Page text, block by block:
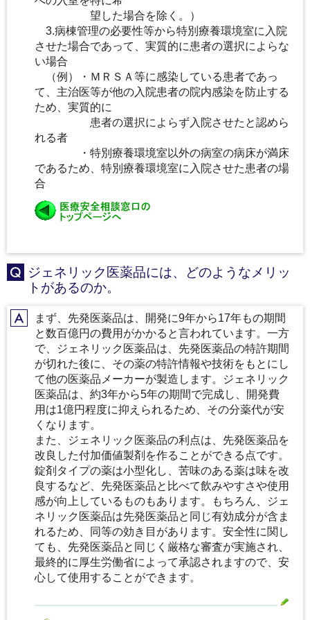
望した場合を除く。）
3.病棟管理の必要性等から特別療養環境室に入院
させた場合であって、実質的に患者の選択によらな
い場合
（例）・ＭＲＳＡ等に感染している患者であっ
て、主治医等が他の入院患者の院内感染を防止する
ため、実質的に
患者の選択によらず入院させたと認めら
れる者
・特別療養環境室以外の病室の病床が満床
であるため、特別療養環境室に入院させた患者の場
合
Q
ジェネリック医薬品には、どのようなメリッ
トがあるのか。
Aまず、先発医薬品は、開発に9年から17年もの期間
と数百億円の費用がかかると言われています。一方
で、ジェネリック医薬品は、先発医薬品の特許期間
が切れた後に、その薬の特許情報や技術をもとにし
て他の医薬品メーカーが製造します。ジェネリック
医薬品は、約3年から5年の期間で完成し、開発費
用は1億円程度に抑えられるため、その分薬代が安
くなります。
また、ジェネリック医薬品の利点は、先発医薬品を
改良した付加価値製剤を作ることができる点です。
錠剤タイプの薬は小型化し、苦味のある薬は味を改
良するなど、先発医薬品と比べて飲みやすさや使用
感が向上しているものもあります。もちろん、ジェ
ネリック医薬品は先発医薬品と同じ有効成分が含ま
れるため、同等の効き目があります。安全性に関し
ても、先発医薬品と同じく厳格な審査が実施され、
最終的に厚生労働省によって承認されますので、安
心して使用することができます。